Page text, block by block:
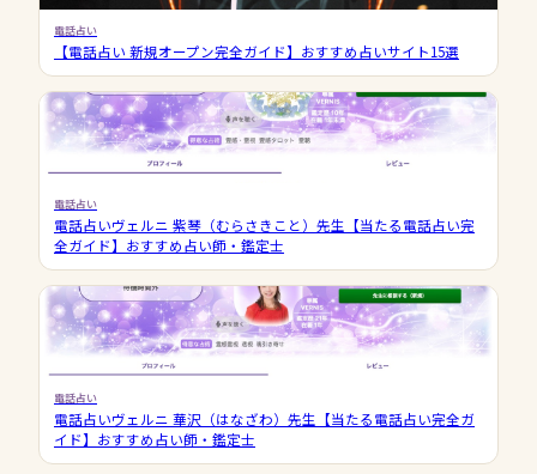
電話占い
【電話占い 新規オープン完全ガイド】おすすめ占いサイト15選
電話占い
電話占いヴェルニ 紫琴（むらさきこと）先生【当たる電話占い完
全ガイド】おすすめ占い師・鑑定士
電話占い
電話占いヴェルニ 華沢（はなざわ）先生【当たる電話占い完全ガ
イド】おすすめ占い師・鑑定士